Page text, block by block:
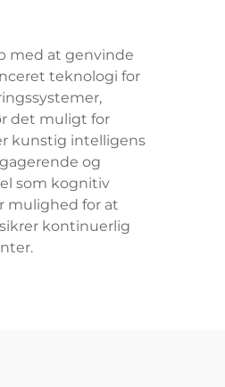
med at genvinde
teknologi for
det muligt for
kunstig intelligens
og
som kognitiv
mulighed for at
kontinuerlig